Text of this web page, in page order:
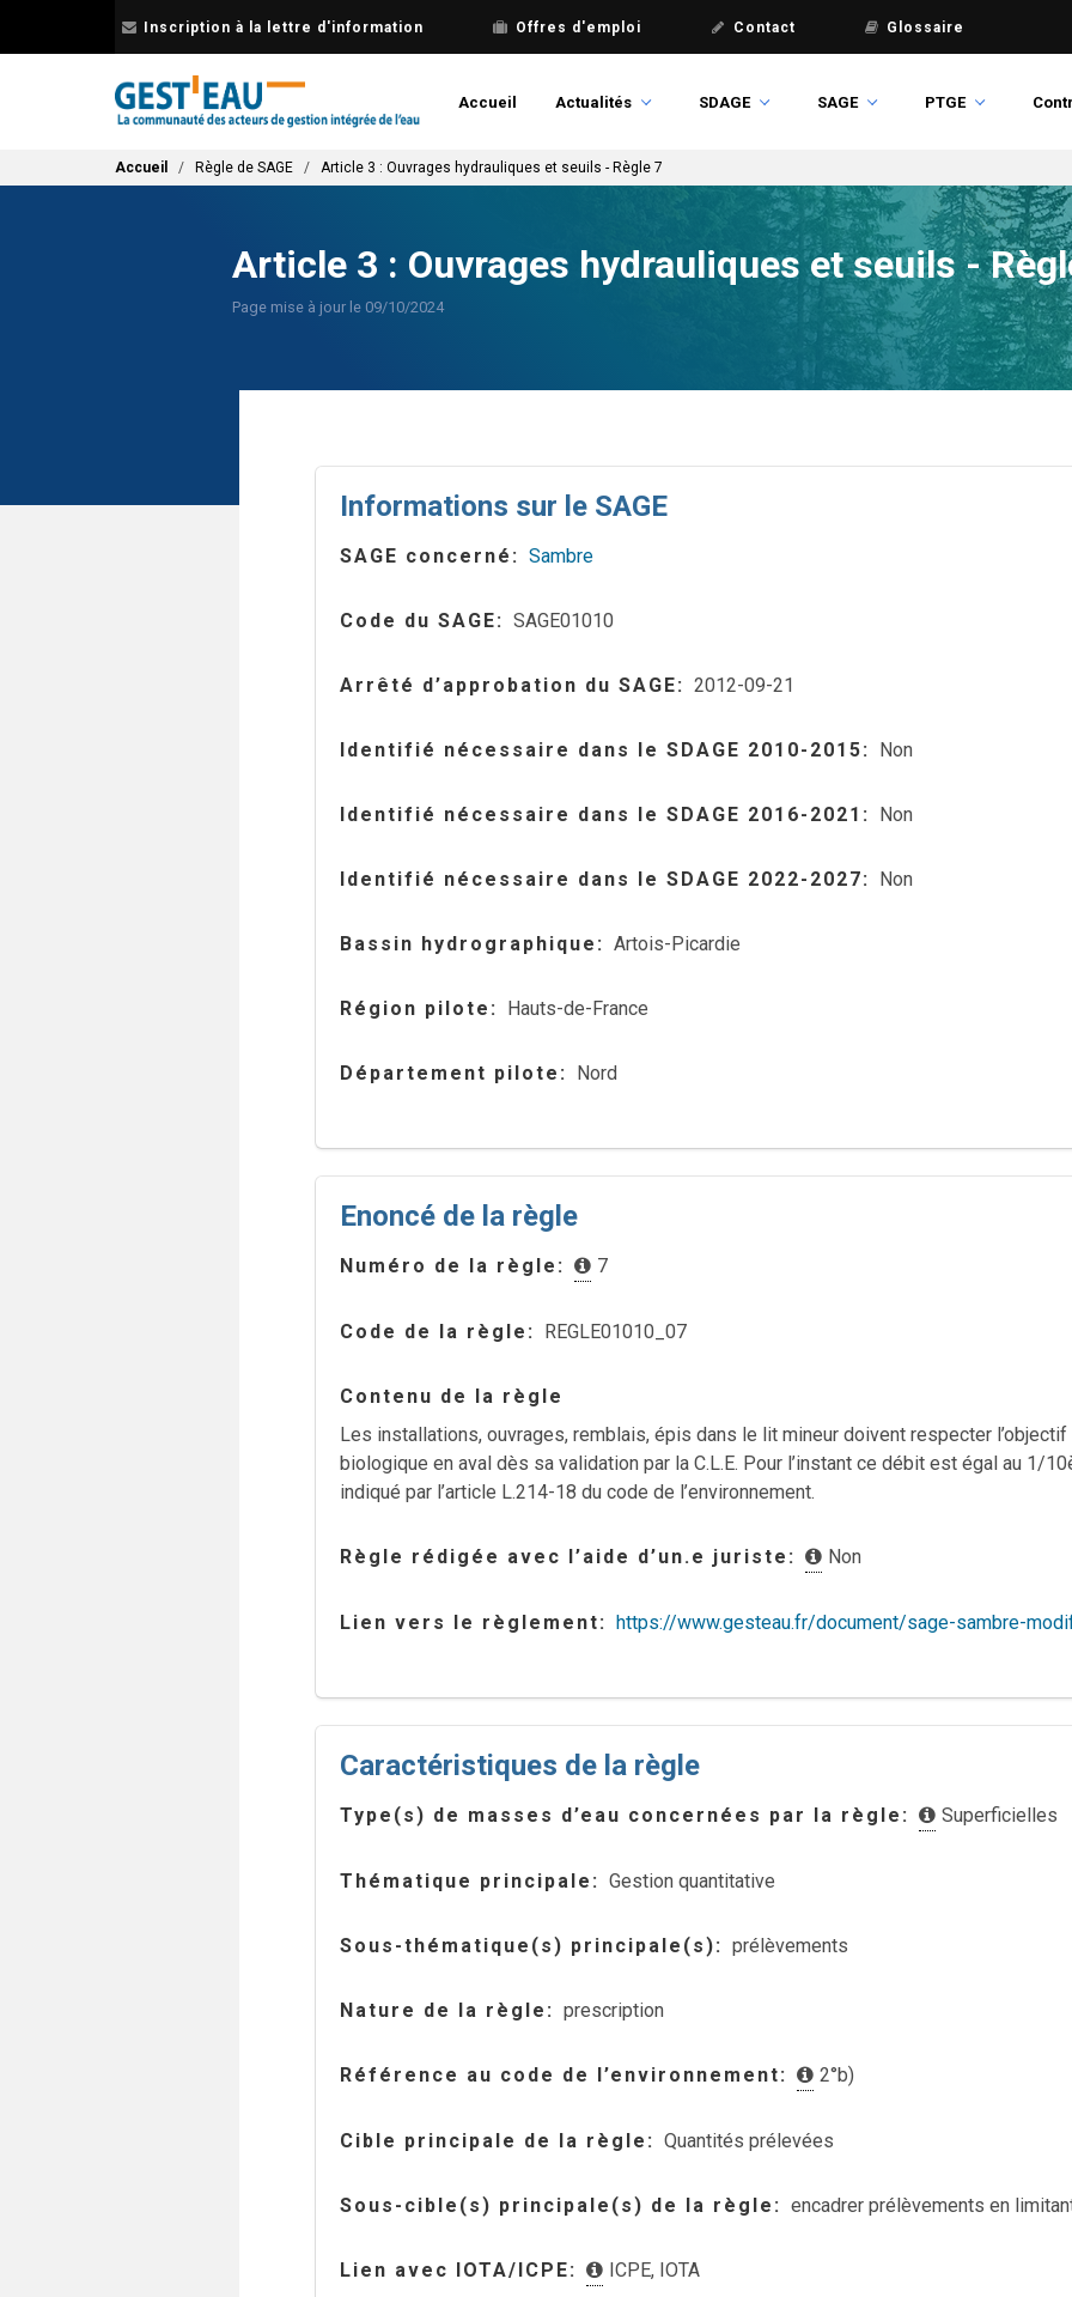
Inscription à la lettre d'information Offres d'emploi Contact Glossaire
Accueil Actualités SDAGE SAGE PTGE
Fil d'Ariane
Accueil Règle de SAGE Article 3 : Ouvrages hydrauliques et seuils - Règle 7
Article 3 : Ouvrages hydrauliques et seuils -
Page mise à jour le 09/10/2024
Informations sur le SAGE
SAGE concerné Sambre
Code du SAGE SAGE01010
Arrêté d’approbation du SAGE 2012-09-21
Identifié nécessaire dans le SDAGE 2010-2015 Non
Identifié nécessaire dans le SDAGE 2016-2021 Non
Identifié nécessaire dans le SDAGE 2022-2027 Non
Bassin hydrographique Artois-Picardie
Région pilote Hauts-de-France
Département pilote Nord
Enoncé de la règle
Numéro de la règle 7
Code de la règle REGLE01010_07
Contenu de la règle
Les installations, ouvrages, remblais, épis dans le lit mineur doivent respecter
biologique en aval dès sa validation par la C.L.E. Pour l’instant ce débit est égal au 1/
indiqué par l’article L.214-18 du code de l’environnement.
Règle rédigée avec l’aide d’un.e juriste Non
Lien vers le règlement https://www.gesteau.fr/document/sage-sambre-
Caractéristiques de la règle
Type(s) de masses d’eau concernées par la règle Superficielles
Thématique principale Gestion quantitative
Sous-thématique(s) principale(s) prélèvements
Nature de la règle prescription
Référence au code de l’environnement 2°b)
Cible principale de la règle Quantités prélevées
Sous-cible(s) principale(s) de la règle encadrer prélèvements en
Lien avec IOTA/ICPE ICPE, IOTA